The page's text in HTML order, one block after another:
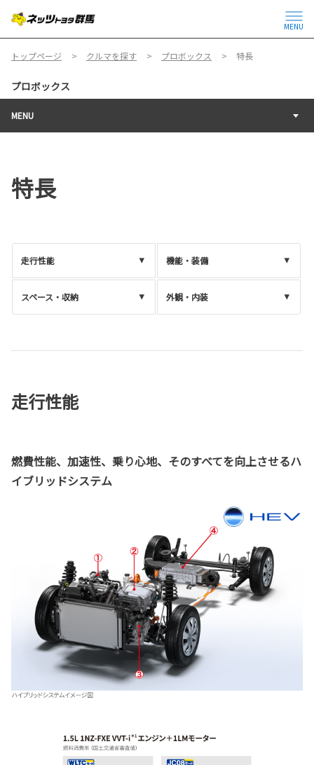
MENU
トップページ クルマを探す プロボックス 特長
プロボックス
MENU
特長
走行性能 機能・装備
スペース・収納 外観・内装
走行性能
燃費性能、加速性、乗り心地、そのすべてを向上させるハ
イブリッドシステム